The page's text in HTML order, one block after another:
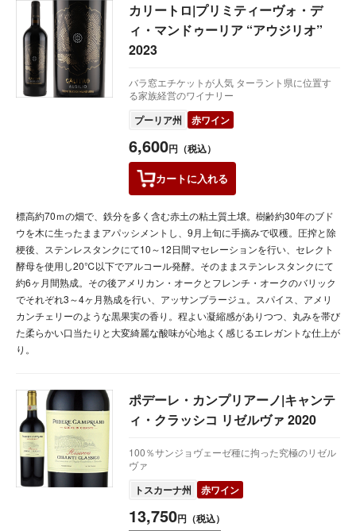
カリートロ|プリミティーヴォ・デ
ィ・マンドゥーリア “アウジリオ”
2023
バラ窓エチケットが人気 ターラント県に位置す
る家族経営のワイナリー
プーリア州 赤ワイン
6,600円（税込）
カートに入れる
標高約70ｍの畑で、鉄分を多く含む赤土の粘土質土壌。樹齢約30年のブド
ウを木に生ったままアパッシメントし、9月上旬に手摘みで収穫。圧搾と除
梗後、ステンレスタンクにて10～12日間マセレーションを行い、セレクト
酵母を使用し20℃以下でアルコール発酵。そのままステンレスタンクにて
約6ヶ月間熟成。その後アメリカン・オークとフレンチ・オークのバリック
でそれぞれ3～4ヶ月熟成を行い、アッサンブラージュ。スパイス、アメリ
カンチェリーのような黒果実の香り。程よい凝縮感がありつつ、丸みを帯び
た柔らかい口当たりと大変綺麗な酸味が心地よく感じるエレガントな仕上が
り。
ポデーレ・カンプリアーノ|キャンテ
ィ・クラッシコ リゼルヴァ 2020
100％サンジョヴェーゼ種に拘った究極のリゼル
ヴァ
トスカーナ州 赤ワイン
13,750円（税込）